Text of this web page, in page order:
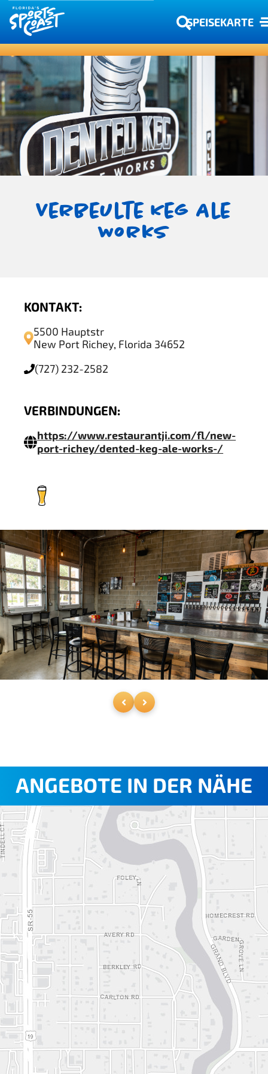
SPEISEKARTE
Verbeulte Keg Ale
Works
KONTAKT:
5500 Hauptstr
New Port Richey, Florida 34652
(727) 232-2582
VERBINDUNGEN:
https://www.restaurantji.com/fl/new-
port-richey/dented-keg-ale-works-/
ANGEBOTE IN DER NÄHE